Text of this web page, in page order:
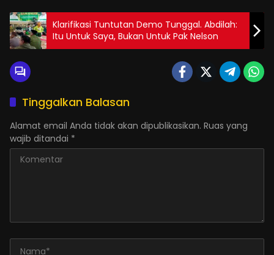
Klarifikasi Tuntutan Demo Tunggal. Abdilah:
Itu Untuk Saya, Bukan Untuk Pak Nelson
Tinggalkan Balasan
Alamat email Anda tidak akan dipublikasikan. Ruas yang
wajib ditandai *